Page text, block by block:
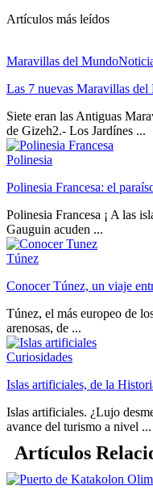
Artículos más leídos
Maravillas del Mundo
Las 7 nuevas Maravillas del
Siete eran las Antiguas
de Gizeh2.- Los Jardínes ...
Polinesia
Polinesia Francesa: el
Polinesia Francesa ¡ A las
Gauguin acuden ...
Túnez
Conocer Túnez, un viaje
Túnez, el más europeo de
arenosas, de ...
Curiosidades
Islas artificiales, de la
Islas artificiales. ¿Lujo
avance del turismo a nivel ...
Artículos